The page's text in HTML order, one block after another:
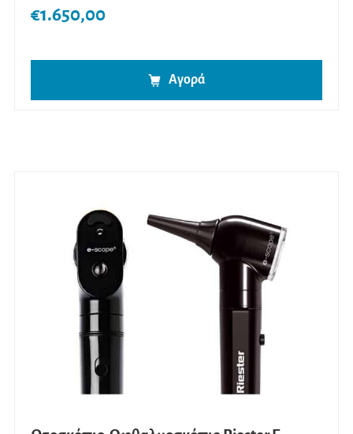
€1.650,00
Αγορά